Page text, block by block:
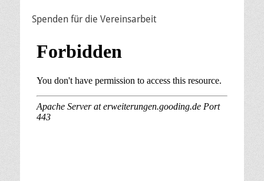
Spenden für die Vereinsarbeit